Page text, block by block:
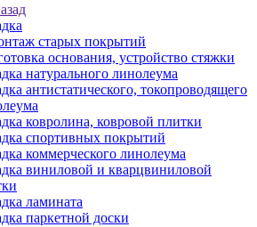
старых покрытий
основания, устройство стяжки
натурального линолеума
антистатического, токопроводящего
ковролина, ковровой плитки
спортивных покрытий
коммерческого линолеума
виниловой и кварцвиниловой
ламината
паркетной доски